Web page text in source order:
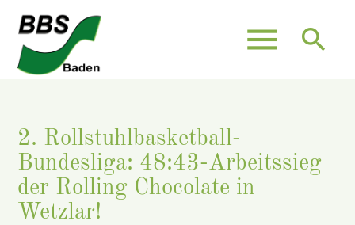
menu search
2. Rollstuhlbasketball-
Bundesliga: 48:43-Arbeitssieg
der Rolling Chocolate in
Wetzlar!